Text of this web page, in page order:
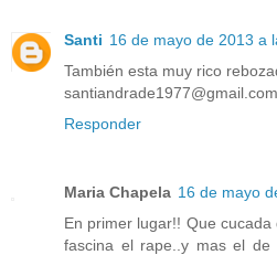
Santi 16 de mayo de 2013 a
También esta muy rico
santiandrade1977@gmail.com
Responder
Maria Chapela 16 de mayo
En primer lugar!! Que
fascina el rape..y mas el de